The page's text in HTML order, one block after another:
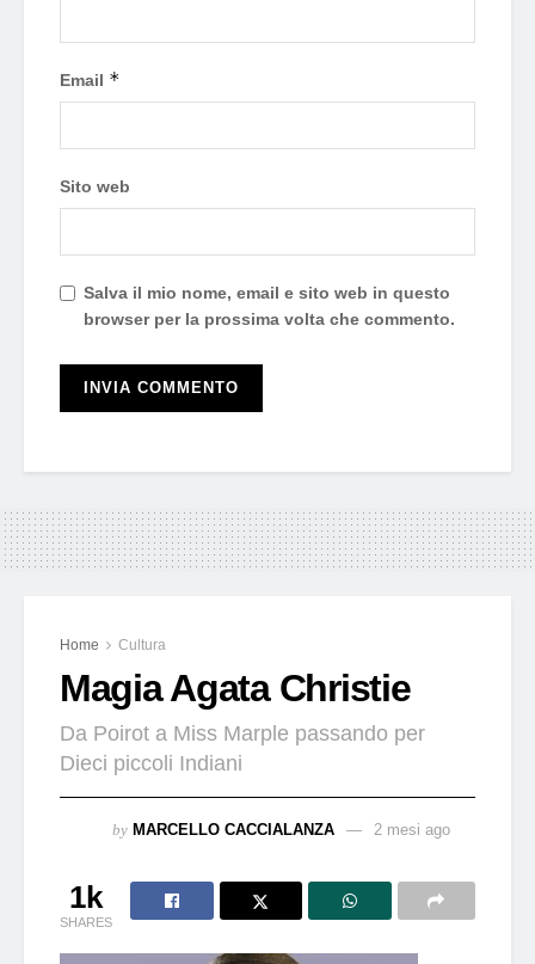
Email *
Sito web
Salva il mio nome, email e sito web in questo
browser per la prossima volta che commento.
Home Cultura
Magia Agata Christie
Da Poirot a Miss Marple passando per
Dieci piccoli Indiani
by MARCELLO CACCIALANZA 2 mesi ago
1k
SHARES